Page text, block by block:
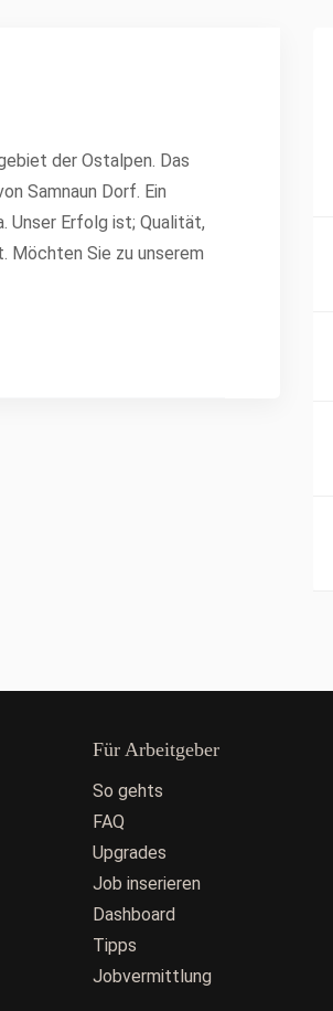
der Ostalpen. Das
Samnaun Dorf. Ein
Unser Erfolg ist; Qualität,
Möchten Sie zu unserem
Für Arbeitgeber
So gehts
FAQ
Upgrades
Job inserieren
Dashboard
Tipps
Jobvermittlung